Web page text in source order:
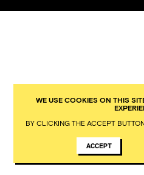
WE USE COOKIES ON THIS
BY CLICKING THE ACCEPT
ACCEPT